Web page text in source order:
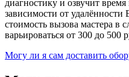
диагностику и озвучит
зависимости от удалённости
стоимость вызова мастера в
варьироваться от 300 до 500
Могу ли я сам доставить